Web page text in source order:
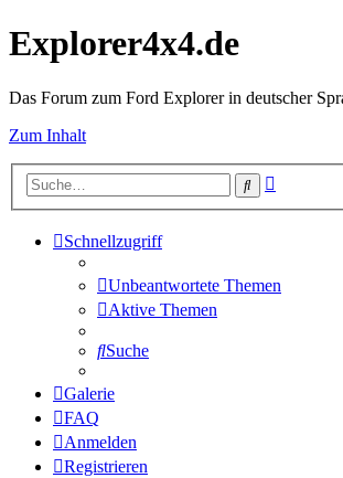
Explorer4x4.de
Das Forum zum Ford Explorer in deutscher
Zum Inhalt
Suche
Schnellzugriff
Unbeantwortete Themen
Aktive Themen
Suche
Galerie
FAQ
Anmelden
Registrieren